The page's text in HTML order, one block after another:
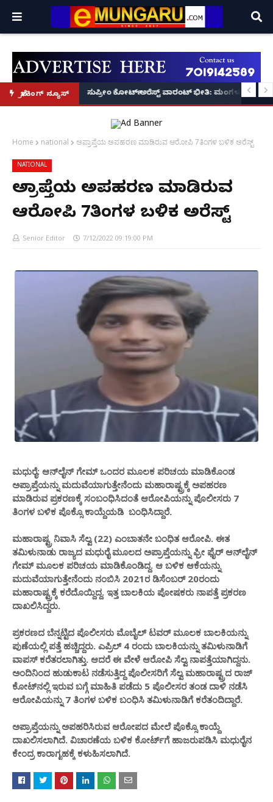
ಬ್ರೇಕಿಂಗ್ ನ್ಯೂಸ್
ಕಮಿಷನರ್ ಸ್ಪಷ್ಟನೆ!
ನಾಯಕ ರಿಯಾಜ್ ಫರಂಗಿಪೇಟೆಗೆ 6 ತಿಂಗಳು ಜೈಲು, ದಂಡ!
ಸುಪ್ರೀಂ ಕೋರ್ಟ್ ಅರೆಸ್ಟ್ ವಾರಂಟ್ ಭೀತಿ: ಮಂಗಳೂರಿನಲ್ಲಿ
Home national ಅಪ್ರಾಪ್ತೆಯ ಅಪಹರಣ ಮಾಡಿರುವ ಆರೋಪಿ 7ತಿಂಗಳ ಬಳಿಕ ಅರೆಸ್ಟ್
NATIONAL
ಅಪ್ರಾಪ್ತೆಯ ಅಪಹರಣ ಮಾಡಿರುವ
ಆರೋಪಿ 7ತಿಂಗಳ ಬಳಿಕ ಅರೆಸ್ಟ್
Senior Editor 7/12/2022 09:19:00 PM
ಮಧುರೈ: ಆನ್​ಲೈನ್​ ಗೇಮ್​ ಒಂದರ ಮೂಲಕ ಪರಿಚಯ ಮಾಡಿಕೊಂಡ
ಅಪ್ರಾಪ್ತೆಯನ್ನು ಮದುವೆಯಾಗುತ್ತೇನೆಂದು ಮಹಾರಾಷ್ಟ್ರಕ್ಕೆ ಅಪಹರಣ
ಮಾಡಿರುವ ಪ್ರಕರಣಕ್ಕೆ ಸಂಬಂಧಿಸಿದಂತೆ ಆರೋಪಿಯನ್ನು ಪೊಲೀಸರು 7
ತಿಂಗಳ ಬಳಿಕ ಪೊಕ್ಸೊ ಕಾಯ್ದೆಯಡಿ ಬಂಧಿಸಿದ್ದಾರೆ.
ಮಹಾರಾಷ್ಟ್ರ ನಿವಾಸಿ ಸೆಲ್ವ (22) ಎಂಬಾತನೇ ಬಂಧಿತ ಆರೋಪಿ. ಈತ
ತಮಿಳುನಾಡು ರಾಜ್ಯದ ಮಧುರೈ ಮೂಲದ ಅಪ್ರಾಪ್ತೆಯನ್ನು ಫ್ರೀ ಫೈರ್​ ಆನ್​ಲೈನ್​
ಗೇಮ್​ ಮೂಲಕ ಪರಿಚಯ ಮಾಡಿಕೊಂಡಿದ್ದ. ಆ ಬಳಿಕ ಆಕೆಯನ್ನು
ಮದುವೆಯಾಗುತ್ತೇನೆಂದು ನಂಬಿಸಿ 2021ರ ಡಿಸೆಂಬರ್​ 20ರಂದು
ಮಹಾರಾಷ್ಟ್ರಕ್ಕೆ ಕರೆದೊಯ್ದಿದ್ದ. ಇತ್ತ ಬಾಲಕಿಯ ಪೋಷಕರು ನಾಪತ್ತೆ ಪ್ರಕರಣ
ದಾಖಲಿಸಿದ್ದರು.
ಪ್ರಕರಣದ ಬೆನ್ನಟ್ಟಿದ ಪೊಲೀಸರು ಮೊಬೈಲ್​ ಟವರ್ ಮೂಲಕ ಬಾಲಕಿಯನ್ನು
ಪುಣೆಯಲ್ಲಿ ಪತ್ತೆ ಹಚ್ಚಿದ್ದರು. ಎಪ್ರಿಲ್​ 4 ರಂದು ಬಾಲಕಿಯನ್ನು ತಮಿಳುನಾಡಿಗೆ
ವಾಪಸ್​ ಕರೆತರಲಾಗಿತ್ತು. ಆದರೆ ಈ ವೇಳೆ ಆರೋಪಿ ಸೆಲ್ವ ನಾಪತ್ತೆಯಾಗಿದ್ದನು.
ಅಂದಿನಿಂದ ಹುಡುಕಾಟ ನಡೆಸುತ್ತಿದ್ದ ಪೊಲೀಸರಿಗೆ ಸೆಲ್ವ ಮಹಾರಾಷ್ಟ್ರದ ರಾಜ್​
ಕೋಟ್​​ನಲ್ಲಿ ಇರುವ ಬಗ್ಗೆ ಮಾಹಿತಿ ಪಡೆದು 5 ಪೊಲೀಸರ ತಂಡ ದಾಳಿ ನಡೆಸಿ
ಆರೋಪಿಯನ್ನು 7 ತಿಂಗಳ ಬಳಿಕ ಬಂಧಿಸಿ ತಮಿಳುನಾಡಿಗೆ ಕರೆತಂದಿದ್ದಾರೆ.
ಅಪ್ರಾಪ್ತೆಯನ್ನು ಅಪಹರಿಸಿರುವ ಆರೋಪದ ಮೇಲೆ ಪೊಕ್ಸೊ ಕಾಯ್ದೆ
ದಾಖಲಿಸಲಾಗಿದೆ. ವಿಚಾರಣೆಯ ಬಳಿಕ ಕೋರ್ಟ್​ಗೆ ಹಾಜರುಪಡಿಸಿ ಮಧುರೈನ
ಕೇಂದ್ರ ಕಾರಾಗೃಹಕ್ಕೆ ಕಳುಹಿಸಲಾಗಿದೆ.